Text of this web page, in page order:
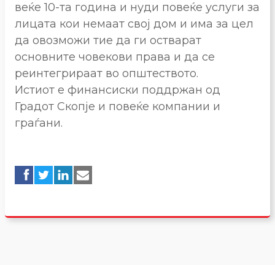
веќе 10-та година и нуди повеќе услуги за
лицата кои немаат свој дом и има за цел
да овозможи тие да ги остварат
основните човекови права и да се
реинтегрираат во општеството.
Истиот е финансиски поддржан од
Градот Скопје и повеќе компании и
граѓани.